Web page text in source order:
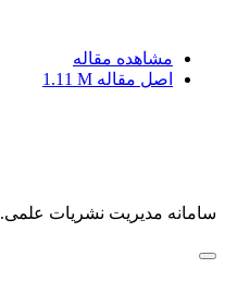
مشاهده مقاله
اصل مقاله 1.11 M
سامانه مدیریت نشریات علمی.